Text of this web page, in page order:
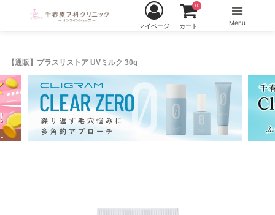
【通販】プラスリストア UVミルク 30g
マイページ カート
0
Menu